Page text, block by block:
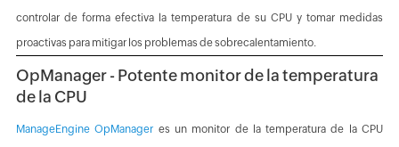
controlar de forma efectiva la temperatura de su CPU y tomar medidas
proactivas para mitigar los problemas de sobrecalentamiento.
OpManager - Potente monitor de la temperatura
de la CPU
ManageEngine OpManager es un monitor de la temperatura de la CPU